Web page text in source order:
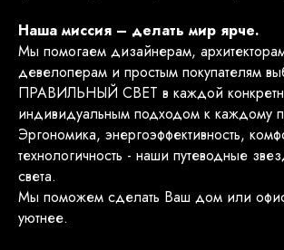
Наша миссия – делать мир ярче.
Мы помогаем дизайнерам,
девелоперам и простым покупателям
ПРАВИЛЬНЫЙ СВЕТ в каждой
индивидуальным подходом к каждому
Эргономика, энергоэффективность,
технологичность - наши путеводные
света.
Мы поможем сделать Ваш дом или
уютнее.